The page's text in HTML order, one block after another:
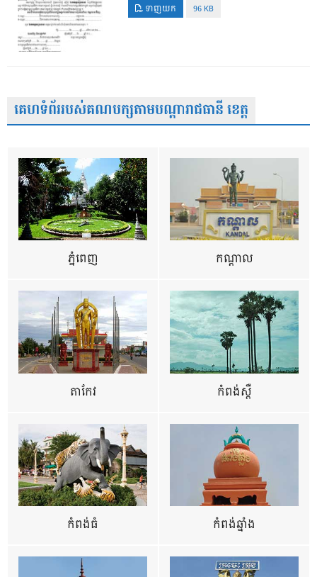
ទាញយក 96 KB
គេហទំព័ររបស់គណបក្សតាមបណ្តារាជធានី ខេត្ត
ភ្នំពេញ កណ្តាល
តាកែវ កំពង់ស្ពឺ
កំពង់ធំ កំពង់ឆ្នាំង